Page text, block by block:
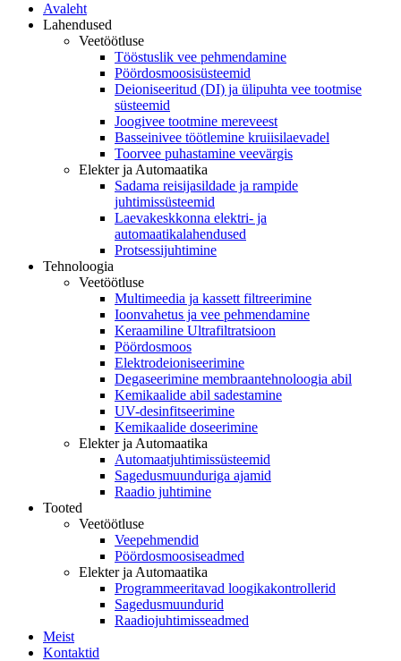
Avaleht
Lahendused
Veetöötluse
Tööstuslik vee pehmendamine
Pöördosmoosisüsteemid
Deioniseeritud (DI) ja ülipuhta vee tootmise
süsteemid
Joogivee tootmine mereveest
Basseinivee töötlemine kruiisilaevadel
Toorvee puhastamine veevärgis
Elekter ja Automaatika
Sadama reisijasildade ja rampide
juhtimissüsteemid
Laevakeskkonna elektri- ja
automaatikalahendused
Protsessijuhtimine
Tehnoloogia
Veetöötluse
Multimeedia ja kassett filtreerimine
Ioonvahetus ja vee pehmendamine
Keraamiline Ultrafiltratsioon
Pöördosmoos
Elektrodeioniseerimine
Degaseerimine membraantehnoloogia abil
Kemikaalide abil sadestamine
UV-desinfitseerimine
Kemikaalide doseerimine
Elekter ja Automaatika
Automaatjuhtimissüsteemid
Sagedusmuunduriga ajamid
Raadio juhtimine
Tooted
Veetöötluse
Veepehmendid
Pöördosmoosiseadmed
Elekter ja Automaatika
Programmeeritavad loogikakontrollerid
Sagedusmuundurid
Raadiojuhtimisseadmed
Meist
Kontaktid